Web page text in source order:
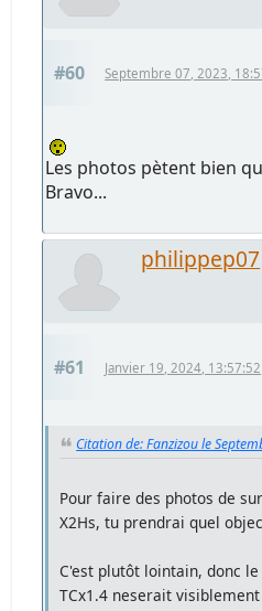
#60 Septembre 07, 2023,
Les photos pètent bien
Bravo...
philippep07
#61 Janvier 19, 2024, 13:57:52
Citation de: Fanzizou le
Pour faire des photos de
X2Hs, tu prendrai quel
C'est plutôt lointain, donc le
TCx1.4 neserait